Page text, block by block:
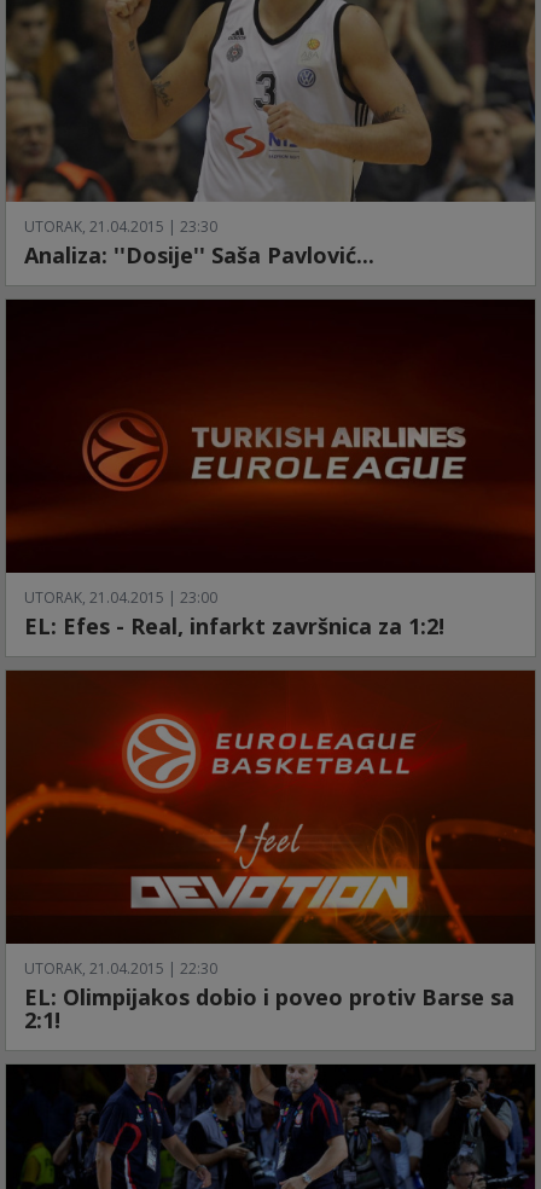
UTORAK, 21.04.2015 | 23:30
Analiza: ''Dosije'' Saša Pavlović...
UTORAK, 21.04.2015 | 23:00
EL: Efes - Real, infarkt završnica za 1:2!
UTORAK, 21.04.2015 | 22:30
EL: Olimpijakos dobio i poveo protiv Barse sa
2:1!